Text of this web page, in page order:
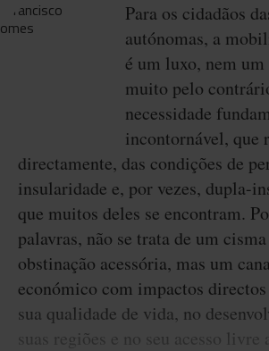
Para os cidadãos
autónomas, a
é um luxo, nem
muito pelo
necessidade
incontornável, que
directamente, das condições de
insularidade e, por vezes, dupla-
que muitos deles se encontram.
palavras, não se trata de um
obstinação acessória, mas um
económico com impactos
sua qualidade de vida, no
suas regiões e no seu acesso livre